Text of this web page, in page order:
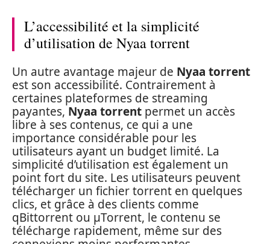
L’accessibilité et la simplicité
d’utilisation de Nyaa torrent
Un autre avantage majeur de Nyaa torrent
est son accessibilité. Contrairement à
certaines plateformes de streaming
payantes, Nyaa torrent permet un accès
libre à ses contenus, ce qui a une
importance considérable pour les
utilisateurs ayant un budget limité. La
simplicité d’utilisation est également un
point fort du site. Les utilisateurs peuvent
télécharger un fichier torrent en quelques
clics, et grâce à des clients comme
qBittorrent ou μTorrent, le contenu se
télécharge rapidement, même sur des